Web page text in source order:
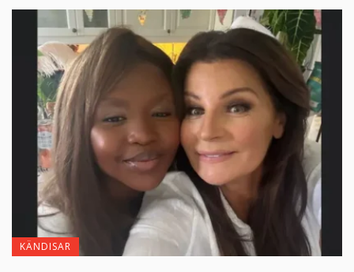
KÄNDISAR